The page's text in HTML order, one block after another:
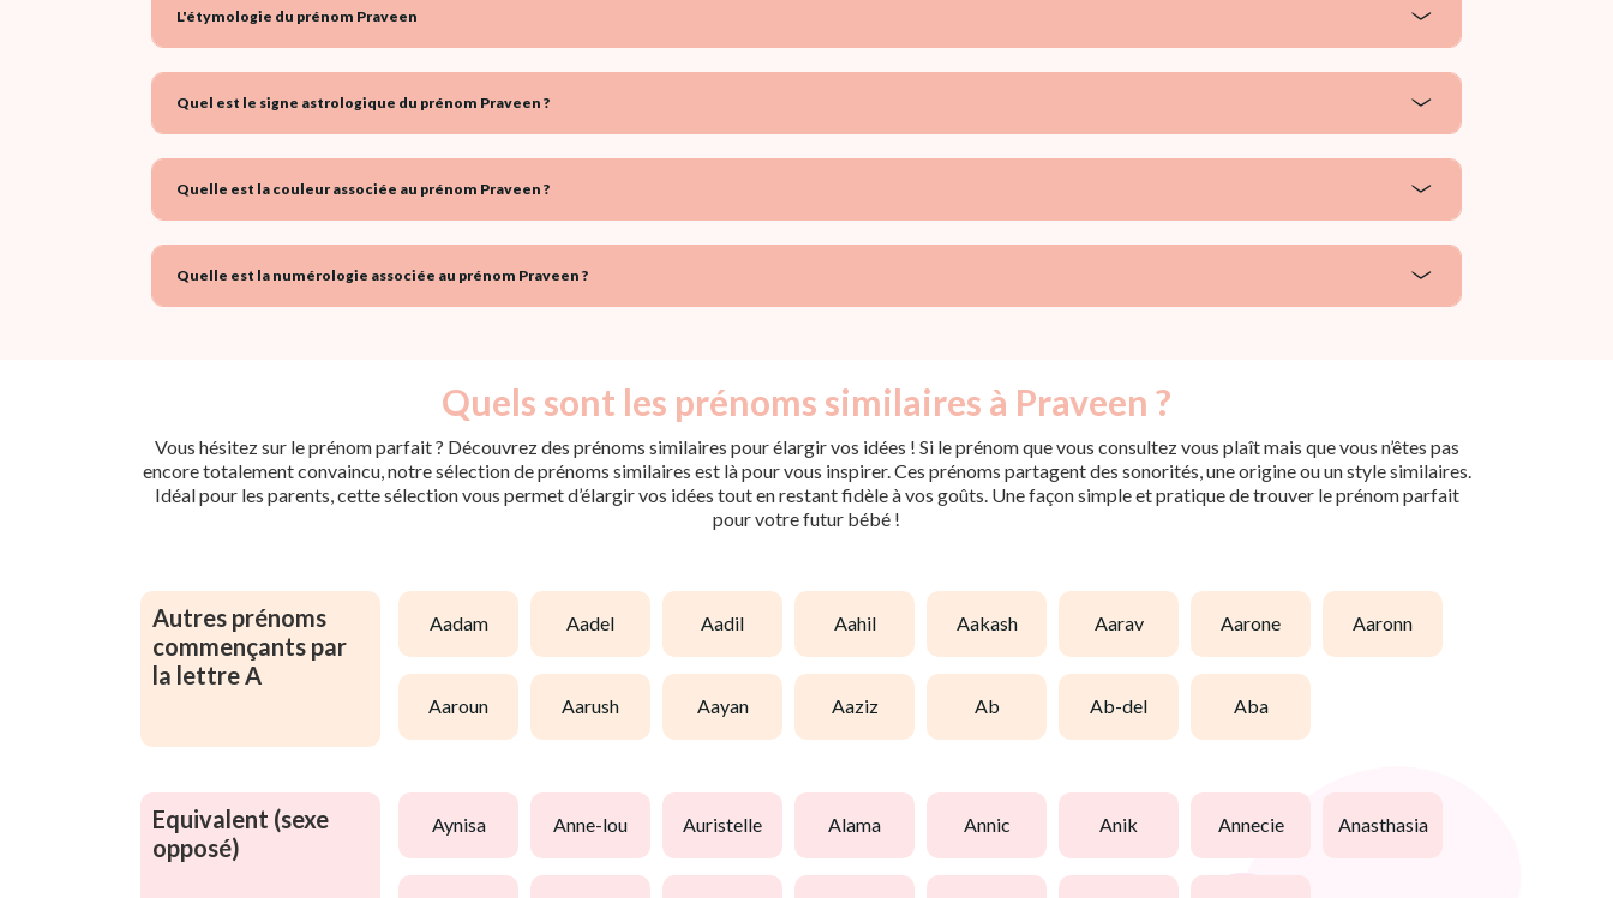
L'étymologie du prénom Praveen
Quel est le signe astrologique du prénom Praveen ?
Quelle est la couleur associée au prénom Praveen ?
Quelle est la numérologie associée au prénom Praveen ?
Quels sont les prénoms similaires à Praveen ?
Vous hésitez sur le prénom parfait ? Découvrez des prénoms similaires pour élargir vos idées ! Si le prénom que vous consultez vous plaît mais que vous n’êtes pas
encore totalement convaincu, notre sélection de prénoms similaires est là pour vous inspirer. Ces prénoms partagent des sonorités, une origine ou un style similaires.
Idéal pour les parents, cette sélection vous permet d’élargir vos idées tout en restant fidèle à vos goûts. Une façon simple et pratique de trouver le prénom parfait
pour votre futur bébé !
Autres prénoms
commençants par
la lettre A
aadam aadel aadil aahil aakash aarav aarone aaronn
aaroun aarush aayan aaziz ab ab-del aba
Equivalent (sexe
opposé)
aynisa anne-lou auristelle alama annic anik annecie anasthasia